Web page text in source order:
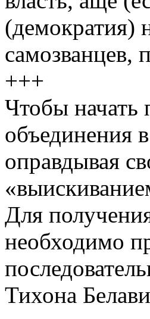
(демократия)
самозванцев,
+++
Чтобы начать
объединения
оправдывая
Для
необходимо
Тихона